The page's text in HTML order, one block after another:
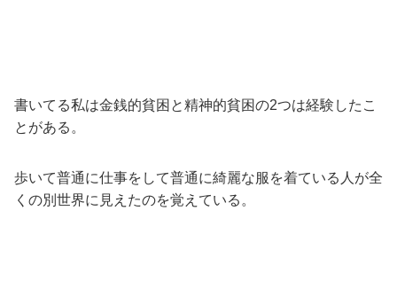
書いてる私は金銭的貧困と精神的貧困の2つは経験したこ
とがある。
歩いて普通に仕事をして普通に綺麗な服を着ている人が全
くの別世界に見えたのを覚えている。